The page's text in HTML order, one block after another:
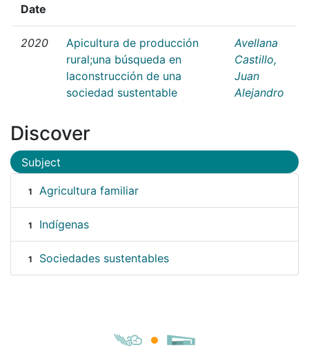
Date
2020
Apicultura de producción
rural;una búsqueda en
laconstrucción de una
sociedad sustentable
Avellana
Castillo,
Juan
Alejandro
Discover
Subject
1 Agricultura familiar
1 Indígenas
1 Sociedades sustentables